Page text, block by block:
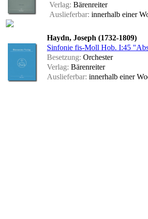
Verlag: Bärenreiter
Auslieferbar: innerhalb einer
Haydn, Joseph (1732-1809)
Sinfonie fis-Moll Hob. I:45
Besetzung: Orchester
Verlag: Bärenreiter
Auslieferbar: innerhalb einer